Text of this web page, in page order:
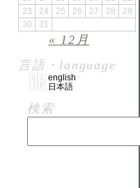
23
24 25 26 27 28
29
30
31
« 12月
言語・language
english
日本語
検索